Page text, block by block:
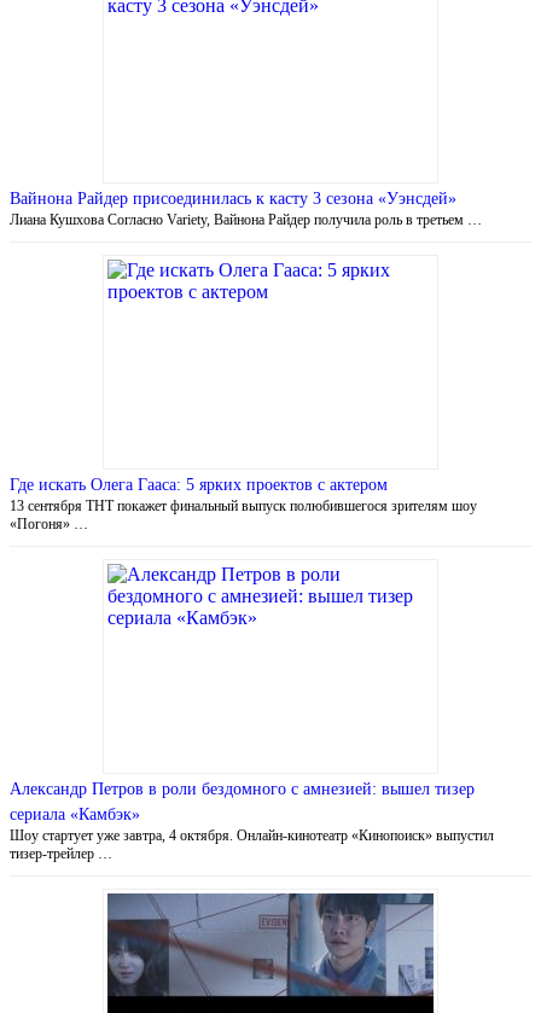
Вайнона Райдер присоединилась к касту 3 сезона «Уэнсдей»
Лиана Кушхова Согласно Variety, Вайнона Райдер получила роль в третьем …
Где искать Олега Гааса: 5 ярких проектов с актером
13 сентября ТНТ покажет финальный выпуск полюбившегося зрителям шоу
«Погоня» …
Александр Петров в роли бездомного с амнезией: вышел тизер
сериала «Камбэк»
Шоу стартует уже завтра, 4 октября. Онлайн-кинотеатр «Кинопоиск» выпустил
тизер-трейлер …